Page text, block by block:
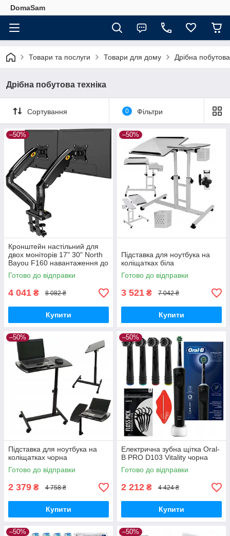
DomaSam
Товари та послуги Товари для дому Дрібна
Дрібна побутова техніка
Сортування 0 Фільтри
–50%
Кронштейн настільний для
двох моніторів 17" 30" North
Bayou F160 навантаження до
18 кг
Готово до відправки
4 041 ₴ 8 082 ₴
Купити
–50%
Підставка для ноутбука на
коліщатках біла
Готово до відправки
3 521 ₴ 7 042 ₴
Купити
–50%
Підставка для ноутбука на
коліщатках чорна
Готово до відправки
2 379 ₴ 4 758 ₴
Купити
–50%
Електрична зубна щітка Oral-
B PRO D103 Vitality чорна
Готово до відправки
2 212 ₴ 4 424 ₴
Купити
–50% –50%